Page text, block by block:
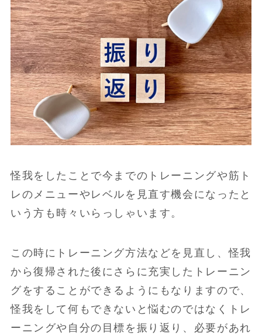
怪我をしたことで今までのトレーニングや筋ト
レのメニューやレベルを見直す機会になったと
いう方も時々いらっしゃいます。
この時にトレーニング方法などを見直し、怪我
から復帰された後にさらに充実したトレーニン
グをすることができるようにもなりますので、
怪我をして何もできないと悩むのではなくトレ
ーニングや自分の目標を振り返り、必要があれ